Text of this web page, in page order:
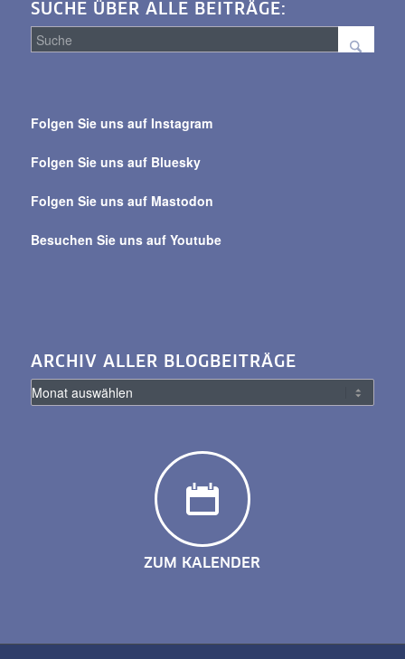
SUCHE ÜBER ALLE BEITRÄGE:
alle
Folgen Sie uns auf Instagram
Folgen Sie uns auf Bluesky
Folgen Sie uns auf Mastodon
Besuchen Sie uns auf Youtube
ARCHIV ALLER BLOGBEITRÄGE
ZUM KALENDER